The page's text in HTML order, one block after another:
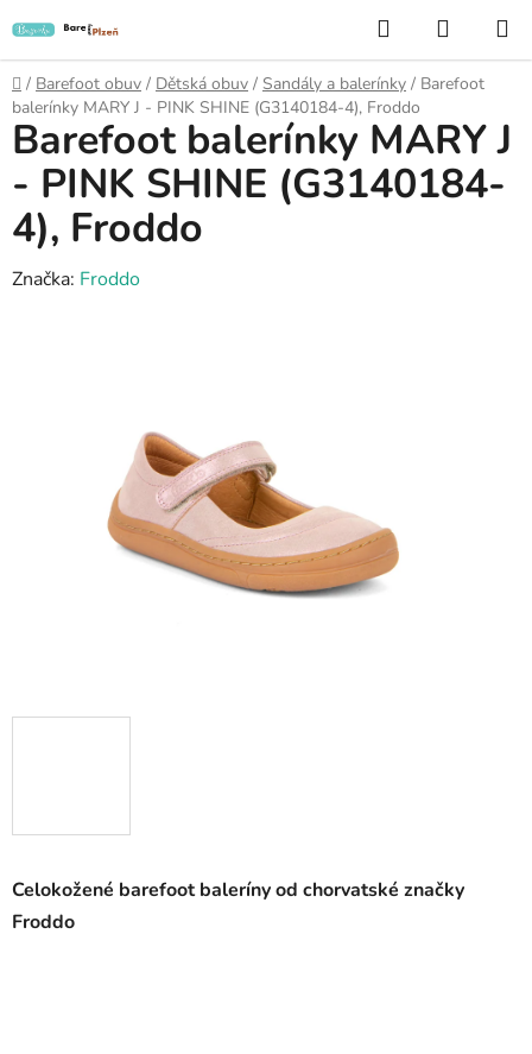
na
obsah
Hledat
KOŠÍK
Domů
/ Barefoot obuv / Dětská obuv / Sandály a balerínky / Barefoot
balerínky MARY J - PINK SHINE (G3140184-4), Froddo
Celokožené barefoot baleríny od chorvatské značky
Froddo
Barefoot balerínky MARY J
- PINK SHINE (G3140184-
4), Froddo
Značka: Froddo